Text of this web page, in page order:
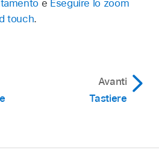
e Eseguire lo zoom
touch.
Avanti
Tastiere